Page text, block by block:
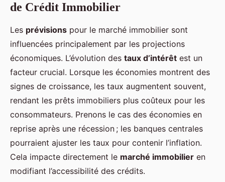
de Crédit Immobilier
Les prévisions pour le marché immobilier sont
influencées principalement par les projections
économiques. L’évolution des taux d’intérêt est un
facteur crucial. Lorsque les économies montrent des
signes de croissance, les taux augmentent souvent,
rendant les prêts immobiliers plus coûteux pour les
consommateurs. Prenons le cas des économies en
reprise après une récession ; les banques centrales
pourraient ajuster les taux pour contenir l’inflation.
Cela impacte directement le marché immobilier en
modifiant l’accessibilité des crédits.